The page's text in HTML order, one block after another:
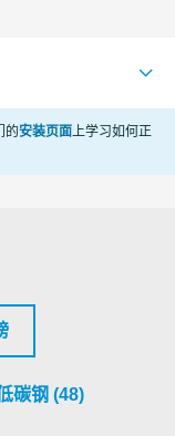
的安装页面上学习如何正
碳钢 (48)